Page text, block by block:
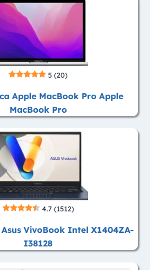
5 (20)
Apple MacBook Pro Apple
MacBook Pro
4.7 (1512)
VivoBook Intel X1404ZA-
I38128